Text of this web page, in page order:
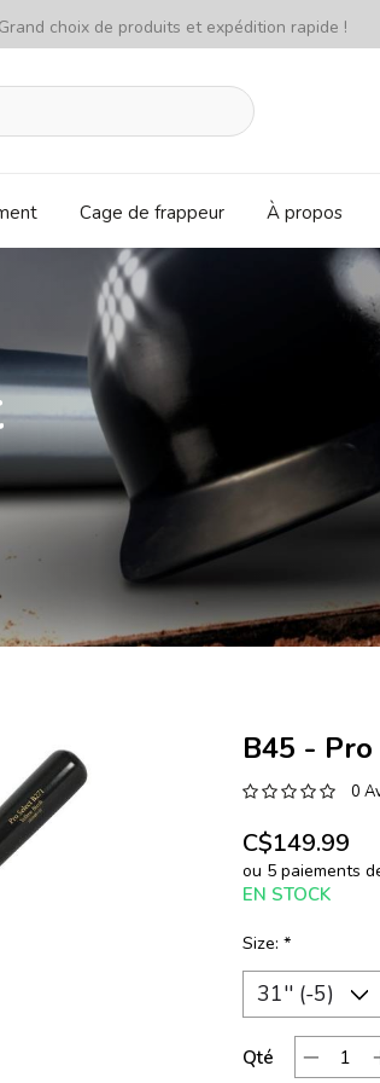
Grand choix de produits et expédition rapide !
Cage de frappeur À propos
B45 -
0
C$149.99
ou 5 paiements
EN STOCK
Size: *
Qté